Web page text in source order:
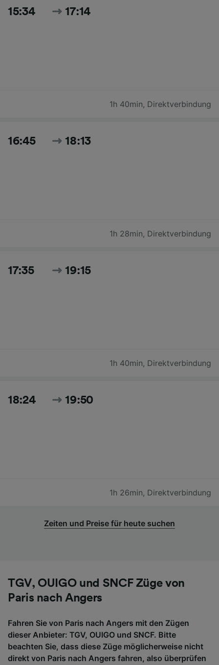
15:34 17:14
1h 40min, Direktverbindung
16:45 18:13
1h 28min, Direktverbindung
17:35 19:15
1h 40min, Direktverbindung
18:24 19:50
1h 26min, Direktverbindung
Zeiten und Preise für heute suchen
TGV, OUIGO und SNCF Züge von
Paris nach Angers
Fahren Sie von Paris nach Angers mit den Zügen
dieser Anbieter: TGV, OUIGO und SNCF. Bitte
beachten Sie, dass diese Züge möglicherweise nicht
direkt von Paris nach Angers fahren, also überprüfen